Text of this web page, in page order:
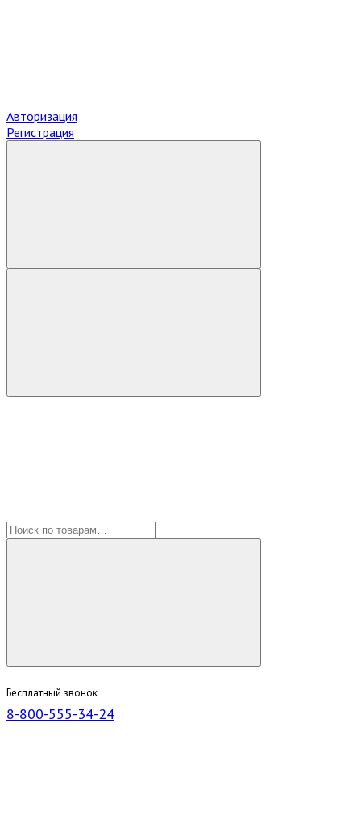
Авторизация
Регистрация
Бесплатный звонок
8-800-555-34-24